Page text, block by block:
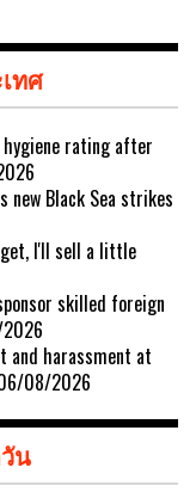
ทศ
rating after
new Black Sea strikes
get, I'll sell a little
skilled foreign
and harassment at
08/2026
น